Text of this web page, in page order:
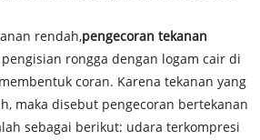
rendah,pengecoran tekanan
rongga dengan logam cair di
coran. Karena tekanan yang
maka disebut pengecoran bertekanan
sebagai berikut: udara terkompresi